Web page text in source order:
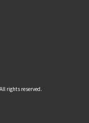
rights reserved.